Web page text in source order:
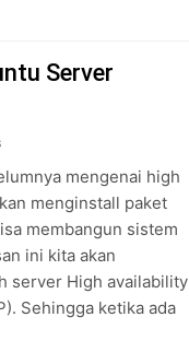
Server
mengenai high
menginstall paket
membangun sistem
ini kita akan
server High availability
Sehingga ketika ada